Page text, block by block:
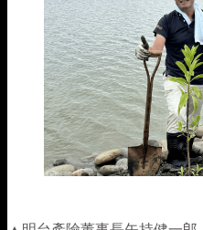
住宅火險
旅平險(
旅遊險推
租車險(
住宅火險
揪友抽好
得獎公告
文章專區
班機延誤
海外出遊
強制險
車體險
竊盜險
健康傷害
個人傷害
團體傷害
旅遊險
旅遊保險
國內旅行
住宅火險
住宅火災
火災保險
工程保險
工程保險
新種保險
責任保險
運輸保險(水險)
關於明台
理念與願
人權政策
損害防阻
損害防阻
防災資訊
會員中心
聯絡我們